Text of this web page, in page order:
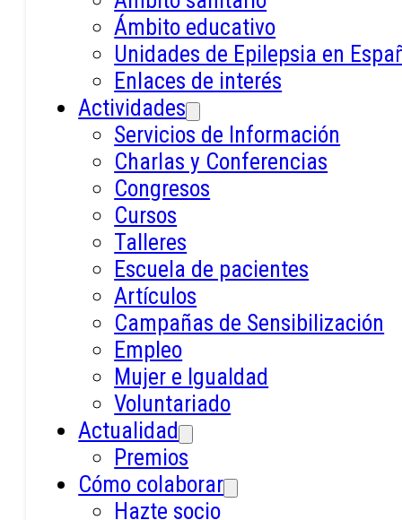
Ámbito educativo
Unidades de Epilepsia en
Enlaces de interés
Actividades
Servicios de Información
Charlas y Conferencias
Congresos
Cursos
Talleres
Escuela de pacientes
Artículos
Campañas de Sensibilización
Empleo
Mujer e Igualdad
Voluntariado
Actualidad
Premios
Cómo colaborar
Hazte socio
El duelo se puede llevar mejor cuando
se lleva solo.
El duelo es una respuesta emocional
profunda ante la pérdida de algo o
alguien importante. Perder duele, y
esa herida deja una huella en el
alma que puede ser difícil de
sobrellevar. En muchas ocasiones, el
duelo se vive en silencio: por miedo
a molestar, a que nos juzguen, o por
no hacer más daño a las personas
que queremos. Sin embargo, crear